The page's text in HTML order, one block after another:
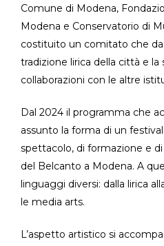
Comune di Modena,
Modena e Conservatorio di
costituito un comitato che da
tradizione lirica della città e
collaborazioni con le altre
Dal 2024 il programma che
assunto la forma di un
spettacolo, di formazione e
del Belcanto a Modena. A
linguaggi diversi: dalla lirica
le media arts.
L’aspetto artistico si